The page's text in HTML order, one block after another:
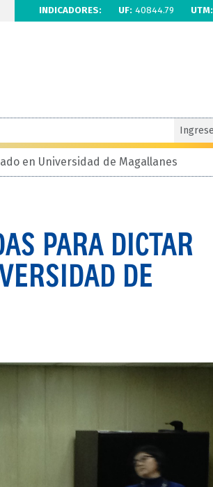
INDICADORES: UF: 40844.79 UTM:
en Universidad de Magallanes
PARA DICTAR
DE